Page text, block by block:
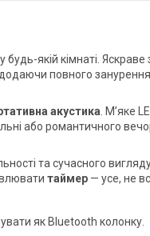
якій кімнаті.
повного занурення
акустика. М’яке
або романтичного
та сучасного
таймер — усе, не
як Bluetooth колонку.